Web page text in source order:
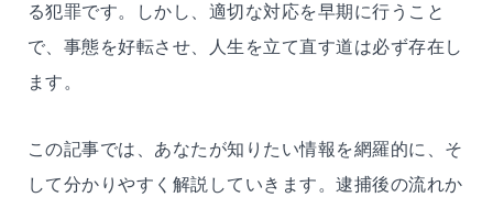
る犯罪です。しかし、適切な対応を早期に行うこと
で、事態を好転させ、人生を立て直す道は必ず存在し
ます。
この記事では、あなたが知りたい情報を網羅的に、そ
して分かりやすく解説していきます。逮捕後の流れか